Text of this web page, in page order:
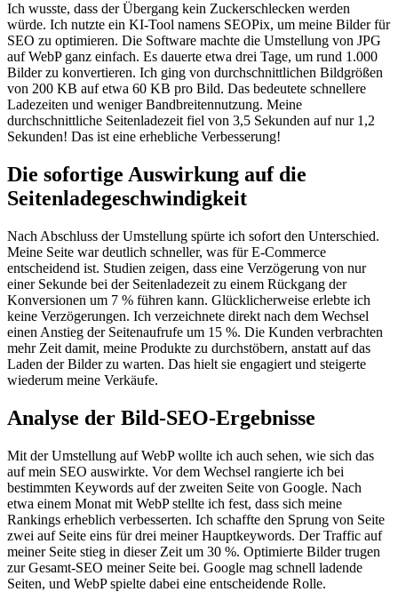
Ich wusste, dass der Übergang kein Zuckerschlecken werden
würde. Ich nutzte ein KI-Tool namens SEOPix, um meine Bilder für
SEO zu optimieren. Die Software machte die Umstellung von JPG
auf WebP ganz einfach. Es dauerte etwa drei Tage, um rund 1.000
Bilder zu konvertieren. Ich ging von durchschnittlichen Bildgrößen
von 200 KB auf etwa 60 KB pro Bild. Das bedeutete schnellere
Ladezeiten und weniger Bandbreitennutzung. Meine
durchschnittliche Seitenladezeit fiel von 3,5 Sekunden auf nur 1,2
Sekunden! Das ist eine erhebliche Verbesserung!
Die sofortige Auswirkung auf die
Seitenladegeschwindigkeit
Nach Abschluss der Umstellung spürte ich sofort den Unterschied.
Meine Seite war deutlich schneller, was für E-Commerce
entscheidend ist. Studien zeigen, dass eine Verzögerung von nur
einer Sekunde bei der Seitenladezeit zu einem Rückgang der
Konversionen um 7 % führen kann. Glücklicherweise erlebte ich
keine Verzögerungen. Ich verzeichnete direkt nach dem Wechsel
einen Anstieg der Seitenaufrufe um 15 %. Die Kunden verbrachten
mehr Zeit damit, meine Produkte zu durchstöbern, anstatt auf das
Laden der Bilder zu warten. Das hielt sie engagiert und steigerte
wiederum meine Verkäufe.
Analyse der Bild-SEO-Ergebnisse
Mit der Umstellung auf WebP wollte ich auch sehen, wie sich das
auf mein SEO auswirkte. Vor dem Wechsel rangierte ich bei
bestimmten Keywords auf der zweiten Seite von Google. Nach
etwa einem Monat mit WebP stellte ich fest, dass sich meine
Rankings erheblich verbesserten. Ich schaffte den Sprung von Seite
zwei auf Seite eins für drei meiner Hauptkeywords. Der Traffic auf
meiner Seite stieg in dieser Zeit um 30 %. Optimierte Bilder trugen
zur Gesamt-SEO meiner Seite bei. Google mag schnell ladende
Seiten, und WebP spielte dabei eine entscheidende Rolle.